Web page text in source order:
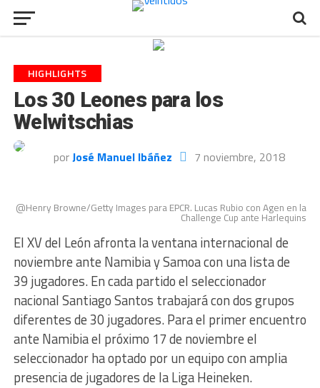
HIGHLIGHTS
Los 30 Leones para los
Welwitschias
porJosé Manuel Ibáñez 7 noviembre, 2018
@Henry Browne/Getty Images para EPCR. Lucas Rubio con Agen en la
Challenge Cup ante Harlequins
El XV del León afronta la ventana internacional de
noviembre ante Namibia y Samoa con una lista de
39 jugadores. En cada partido el seleccionador
nacional Santiago Santos trabajará con dos grupos
diferentes de 30 jugadores. Para el primer encuentro
ante Namibia el próximo 17 de noviembre el
seleccionador ha optado por un equipo con amplia
presencia de jugadores de la Liga Heineken.